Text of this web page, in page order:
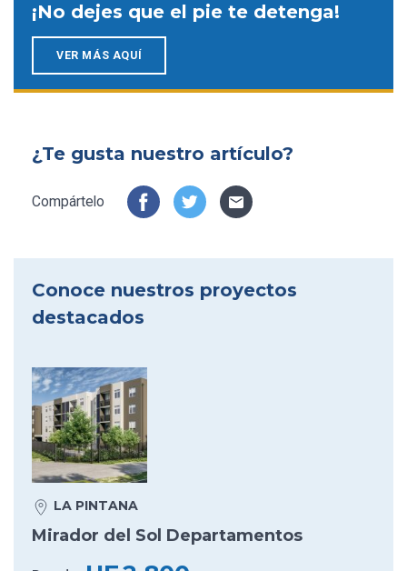
¡No dejes que el pie te detenga!
VER MÁS AQUÍ
Conoce nuestros proyectos
destacados
LA PINTANA
Mirador del Sol Departamentos
¿Te gusta nuestro artículo?
Compártelo